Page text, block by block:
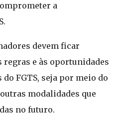
a
devem ficar
regras e às oportunidades
FGTS, seja por meio do
modalidades que
no futuro.